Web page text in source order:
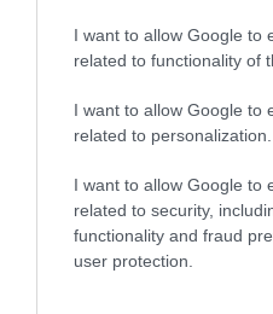
I want to allow Google to
related to functionality of
I want to allow Google to
related to personalization.
I want to allow Google to
related to security,
functionality and fraud
user protection.